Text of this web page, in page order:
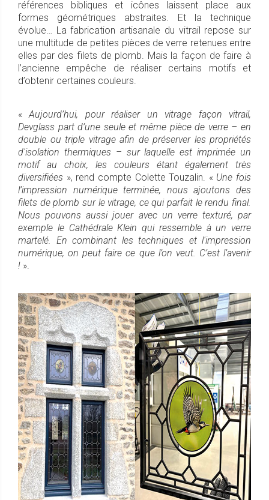
références bibliques et icônes laissent place aux
formes géométriques abstraites. Et la technique
évolue… La fabrication artisanale du vitrail repose sur
une multitude de petites pièces de verre retenues entre
elles par des filets de plomb. Mais la façon de faire à
l’ancienne empêche de réaliser certains motifs et
d’obtenir certaines couleurs.
«Aujourd’hui, pour réaliser un vitrage façon vitrail,
Devglass part d’une seule et même pièce de verre – en
double ou triple vitrage afin de préserver les propriétés
d'isolation thermiques – sur laquelle est imprimée un
motif au choix, les couleurs étant également très
diversifiées », rend compte Colette Touzalin. « Une fois
l’impression numérique terminée, nous ajoutons des
filets de plomb sur le vitrage, ce qui parfait le rendu final.
Nous pouvons aussi jouer avec un verre texturé, par
exemple le Cathédrale Klein qui ressemble à un verre
martelé. En combinant les techniques et l'impression
numérique, on peut faire ce que l’on veut. C’est l’avenir
! ».